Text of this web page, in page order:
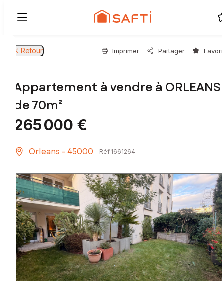
Retour Imprimer Partager
Appartement à vendre à ORLEANS
de 70m²
265 000 €
Orleans - 45000 Réf 1661264